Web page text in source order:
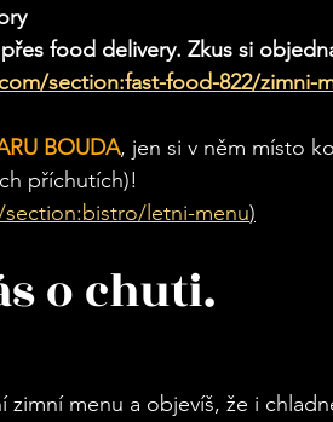
food delivery. Zkus si
section:fast-food-822/zimni-
BOUDA, jen si v něm místo
příchutích)!
letni-menu)
o chuti.
zimní menu a objevíš, že i